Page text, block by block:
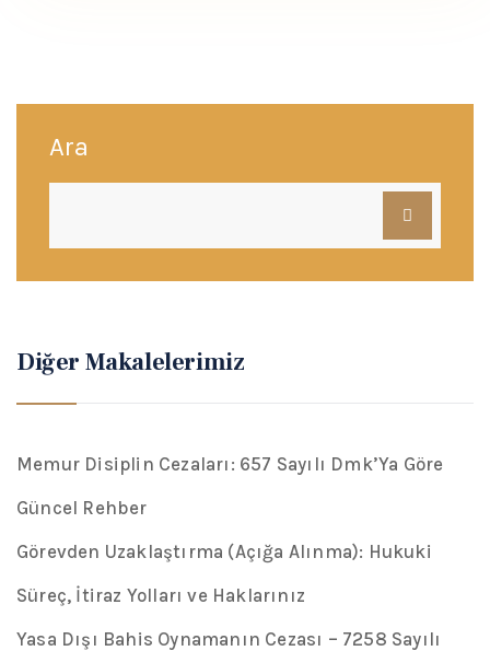
Ara
Diğer Makalelerimiz
Memur Disiplin Cezaları: 657 Sayılı Dmk’Ya Göre
Güncel Rehber
Görevden Uzaklaştırma (Açığa Alınma): Hukuki
Süreç, İtiraz Yolları ve Haklarınız
Yasa Dışı Bahis Oynamanın Cezası – 7258 Sayılı